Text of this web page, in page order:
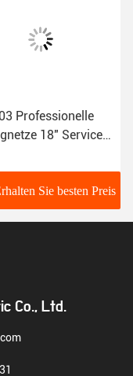
Professionelle
18" Service
Sie besten Preis
Co., Ltd.